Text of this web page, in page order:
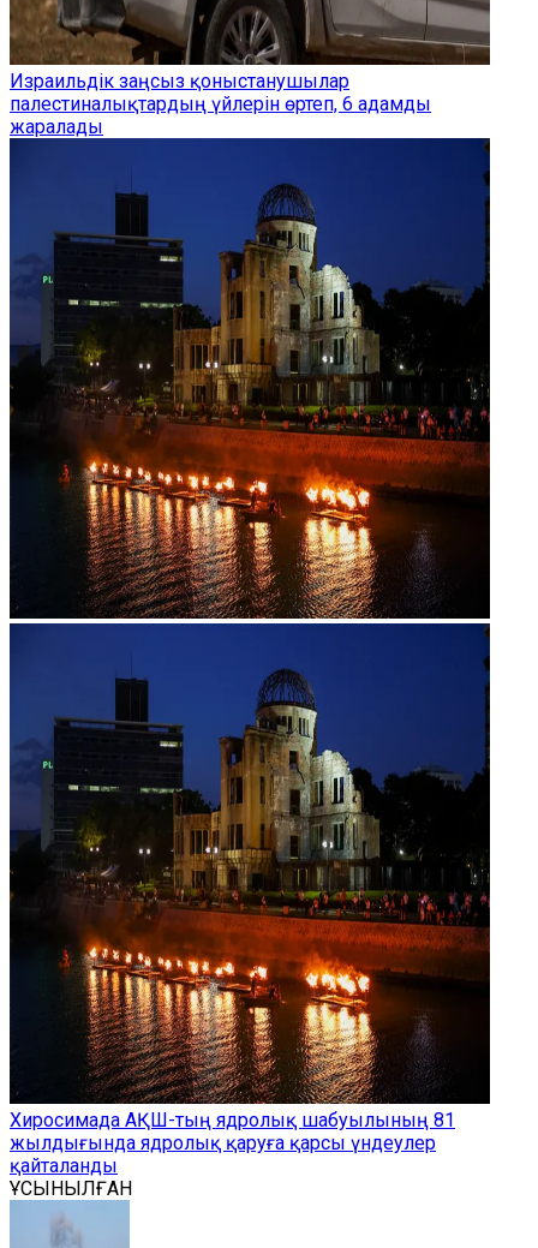
Израильдік заңсыз қоныстанушылар
палестиналықтардың үйлерін өртеп, 6 адамды
жаралады
Хиросимада АҚШ-тың ядролық шабуылының 81
жылдығында ядролық қаруға қарсы үндеулер
қайталанды
ҰСЫНЫЛҒАН